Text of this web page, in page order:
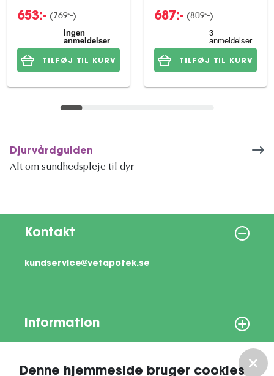
Denne hjemmeside bruger cookies
653:- (769:-)
TILFØJ TIL KURV
687:- (809:-)
TILFØJ TIL KURV
Djurvårdguiden
Alt om sundhedspleje til dyr
Kontakt
kundservice@vetapotek.se
Information